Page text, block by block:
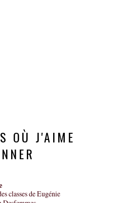
OÙ J'AIME
classes de Eugénie